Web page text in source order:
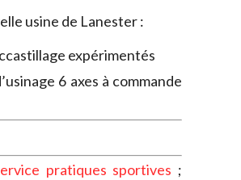
usine de Lanester :
expérimentés
6 axes à commande
pratiques sportives ;